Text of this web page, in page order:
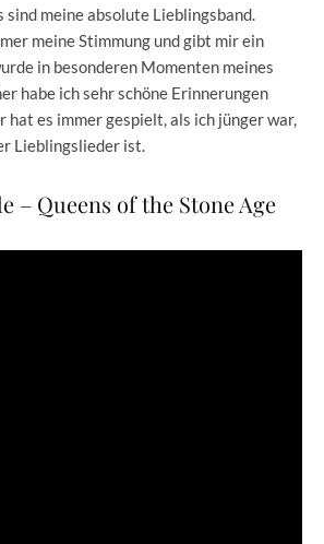
sind meine absolute Lieblingsband.
meine Stimmung und gibt mir ein
in besonderen Momenten meines
habe ich sehr schöne Erinnerungen
es immer gespielt, als ich jünger war,
Lieblingslieder ist.
– Queens of the Stone Age